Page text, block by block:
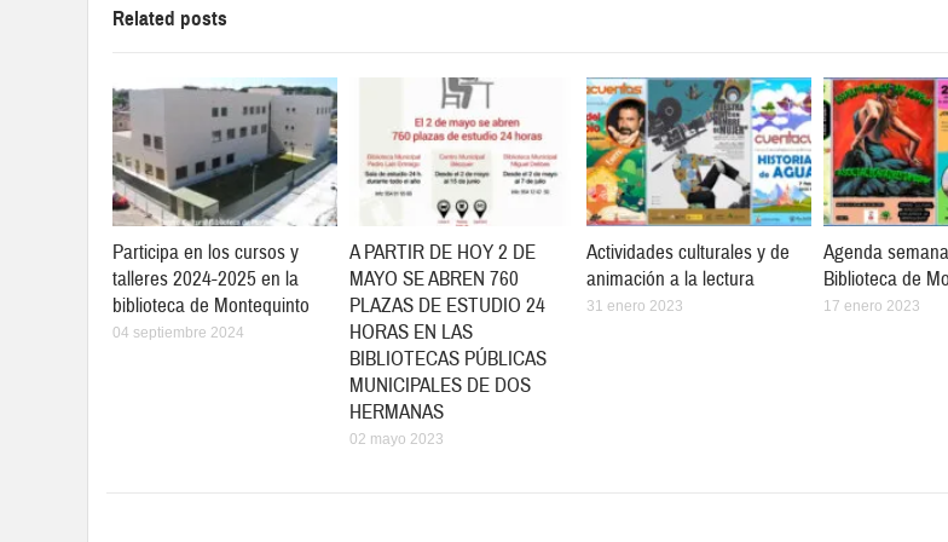
Related posts
Participa en los cursos y
talleres 2024-2025 en la
biblioteca de Montequinto
04 septiembre 2024
A PARTIR DE HOY 2 DE
MAYO SE ABREN 760
PLAZAS DE ESTUDIO 24
HORAS EN LAS
BIBLIOTECAS PÚBLICAS
MUNICIPALES DE DOS
HERMANAS
02 mayo 2023
Actividades culturales y de
animación a la lectura
31 enero 2023
Agenda
Biblioteca de
17 enero 2023